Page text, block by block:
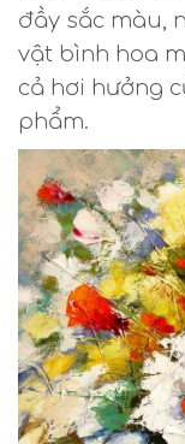
đầy sắc màu,
vật bình hoa
cả hơi hưởng
phẩm.